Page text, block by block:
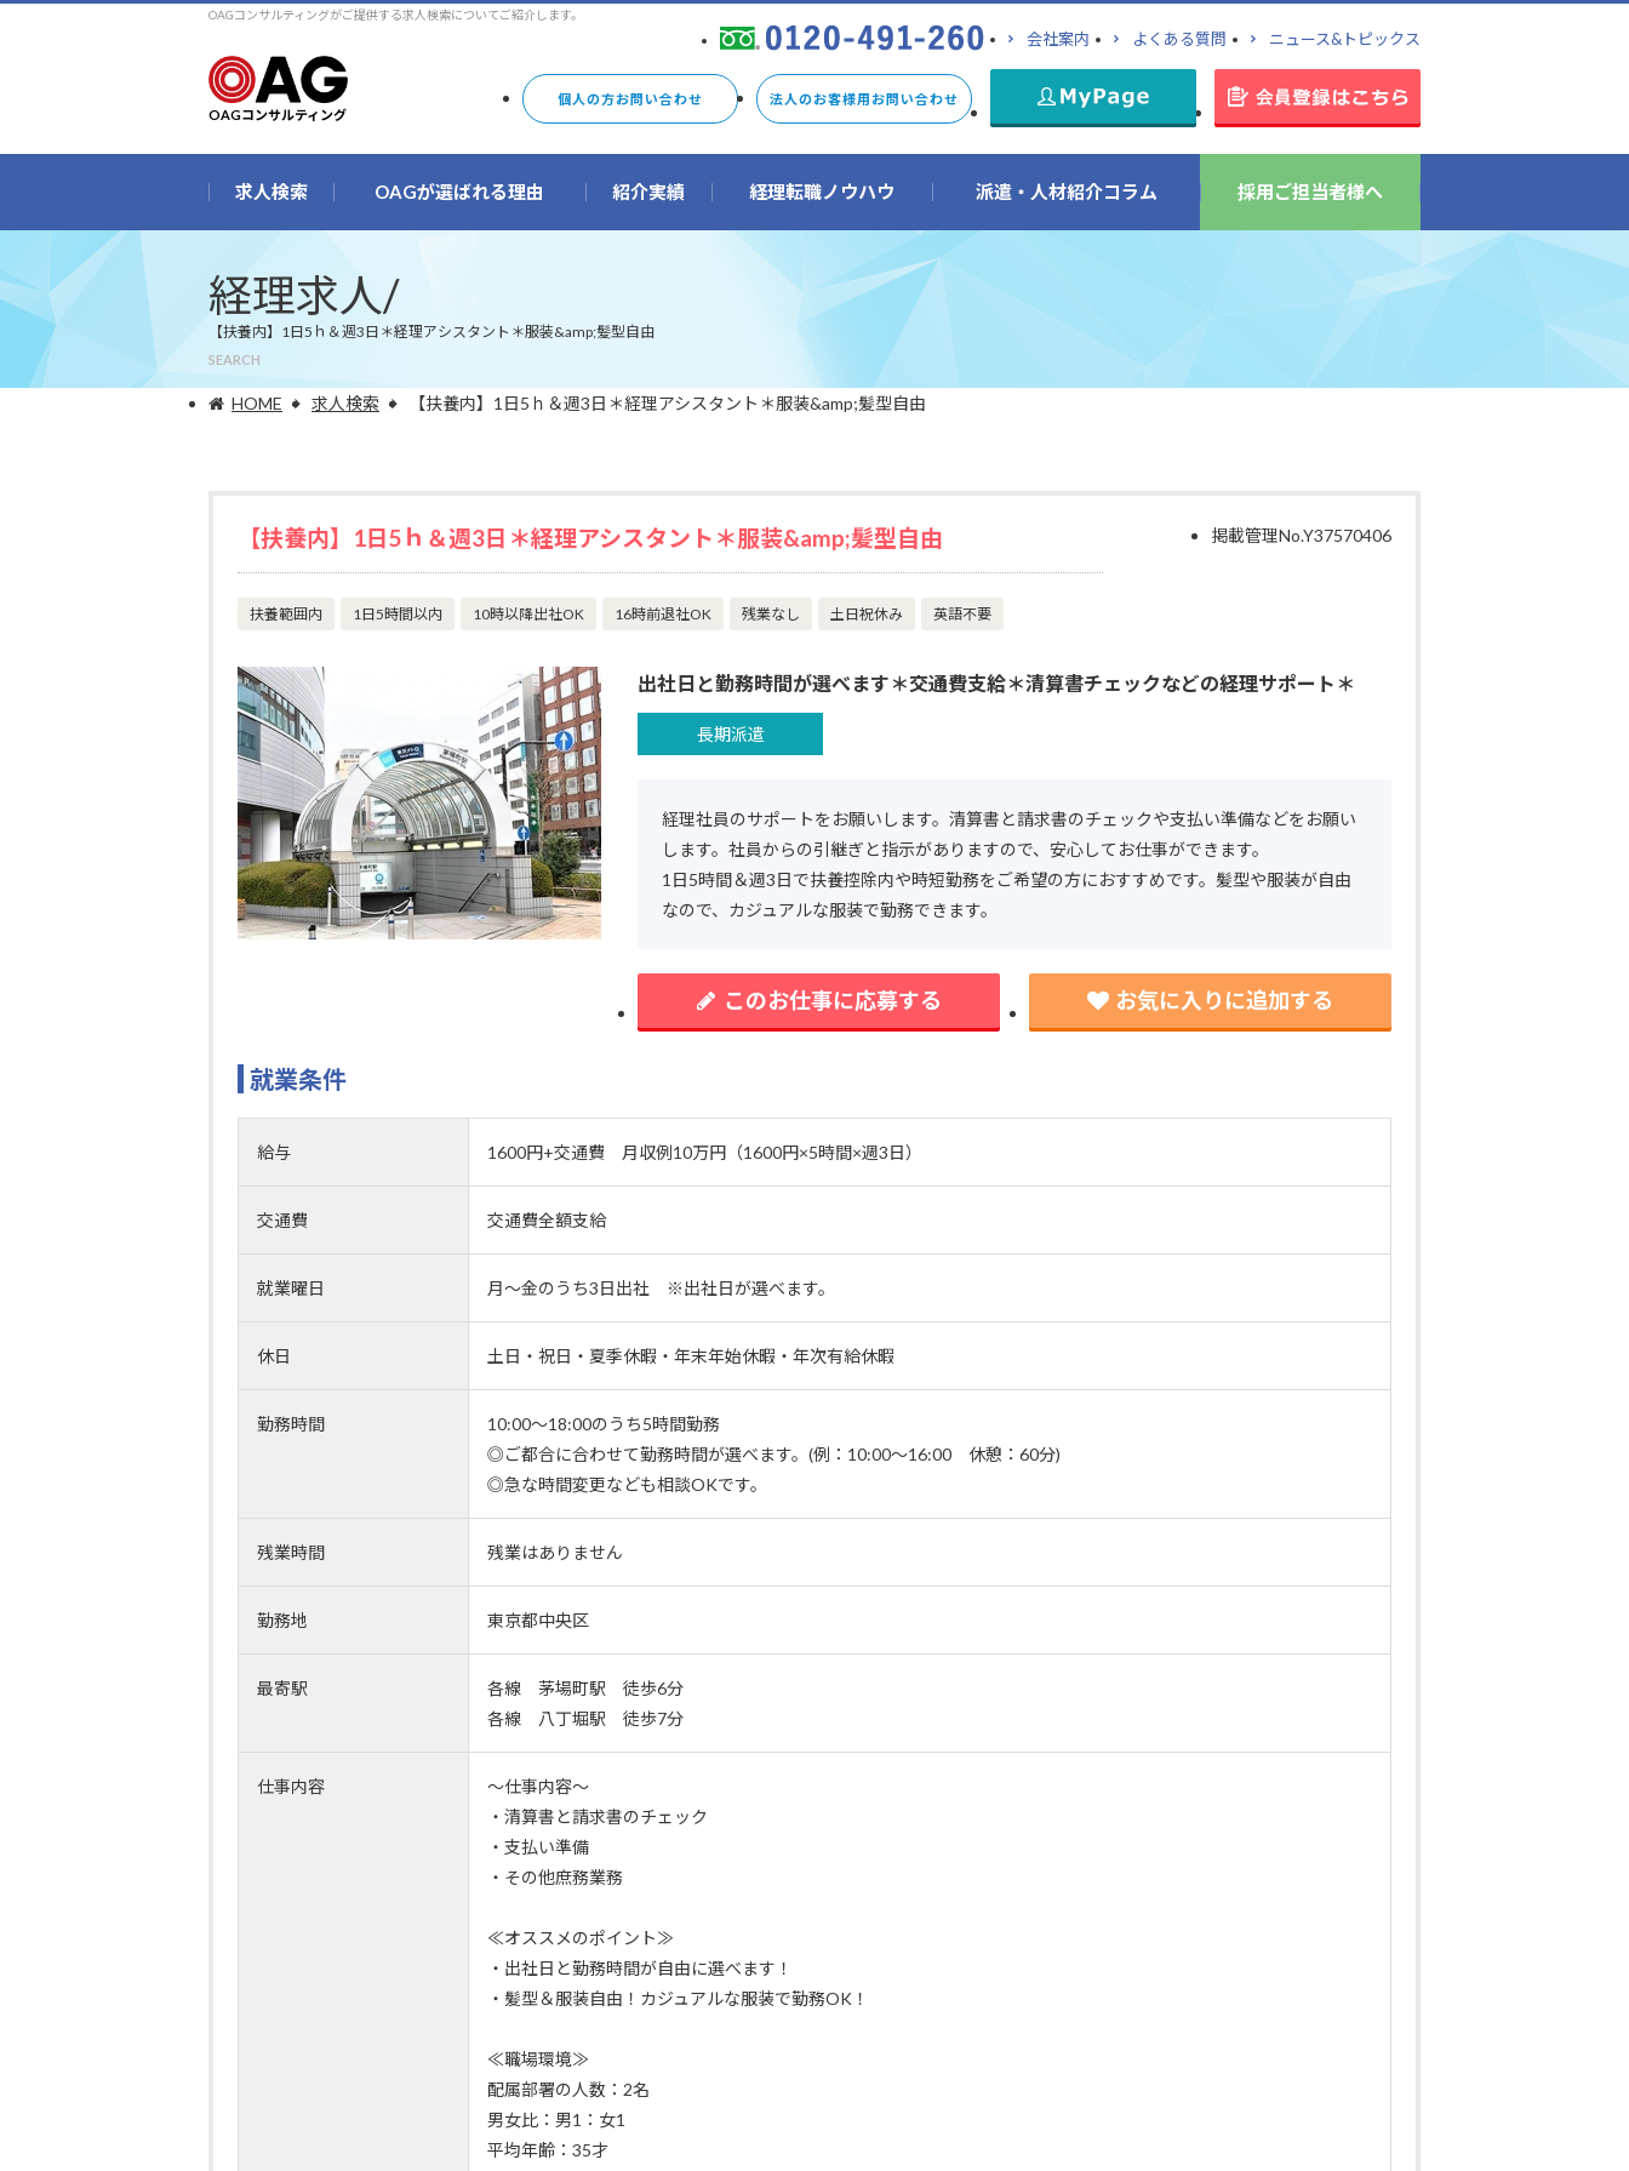
OAGコンサルティングがご提供する求人検索についてご紹介します。
OAGコンサルティング
会社案内 よくある質問 ニュース&トピックス
個人の方お問い合わせ 法人のお客様用お問い合わせ
求人検索 OAGが選ばれる理由 紹介実績 経理転職ノウハウ 派遣・人材紹介コラム 採用ご担当者様へ
経理求人/
【扶養内】1日5ｈ＆週3日＊経理アシスタント＊服装&amp;髪型自由
SEARCH
HOME 求人検索 【扶養内】1日5ｈ＆週3日＊経理アシスタント＊服装&amp;髪型自由
【扶養内】1日5ｈ＆週3日＊経理アシスタント＊服装&amp;髪型自由 掲載管理No.Y37570406
扶養範囲内 1日5時間以内 10時以降出社OK 16時前退社OK 残業なし 土日祝休み 英語不要
出社日と勤務時間が選べます＊交通費支給＊清算書チェックなどの経理サポート＊
長期派遣
経理社員のサポートをお願いします。清算書と請求書のチェックや支払い準備などをお願い
します。社員からの引継ぎと指示がありますので、安心してお仕事ができます。
1日5時間＆週3日で扶養控除内や時短勤務をご希望の方におすすめです。髪型や服装が自由
なので、カジュアルな服装で勤務できます。
このお仕事に応募する お気に入りに追加する
就業条件
給与 1600円+交通費 月収例10万円（1600円×5時間×週3日）
交通費 交通費全額支給
就業曜日 月～金のうち3日出社 ※出社日が選べます。
休日 土日・祝日・夏季休暇・年末年始休暇・年次有給休暇
勤務時間
10:00～18:00のうち5時間勤務
◎ご都合に合わせて勤務時間が選べます。(例：10:00～16:00 休憩：60分)
◎急な時間変更なども相談OKです。
残業時間 残業はありません
勤務地 東京都中央区
最寄駅
各線 茅場町駅 徒歩6分
各線 八丁堀駅 徒歩7分
仕事内容
～仕事内容～
・清算書と請求書のチェック
・支払い準備
・その他庶務業務
≪オススメのポイント≫
・出社日と勤務時間が自由に選べます！
・髪型＆服装自由！カジュアルな服装で勤務OK！
≪職場環境≫
配属部署の人数：2名
男女比：男1：女1
平均年齢：35才